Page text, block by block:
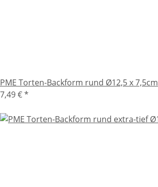
PME Torten-Backform rund Ø12,5 x 7,5cm
7,49 €*